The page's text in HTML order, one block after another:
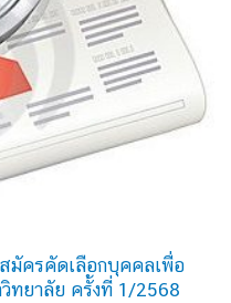
มัครคัดเลือกบุคคลเพื่อ
ทยาลัย ครั้งที่ 1/2568